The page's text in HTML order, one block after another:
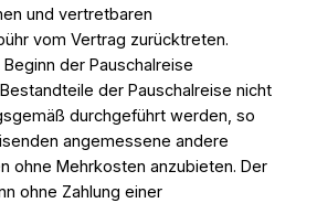
und vertretbaren
vom Vertrag zurücktreten.
Beginn der Pauschalreise
der Pauschalreise nicht
durchgeführt werden, so
angemessene andere
ohne Mehrkosten anzubieten. Der
ohne Zahlung einer